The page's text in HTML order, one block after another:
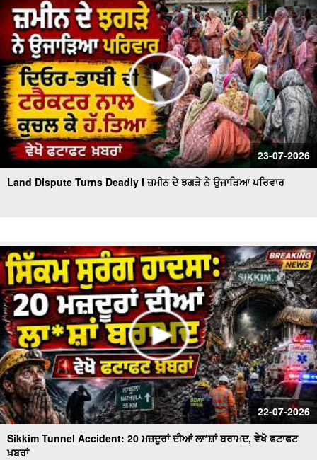
23-07-2026
Land Dispute Turns Deadly l ਜ਼ਮੀਨ ਦੇ ਝਗੜੇ ਨੇ ਉਜਾੜਿਆ ਪਰਿਵਾਰ
22-07-2026
Sikkim Tunnel Accident: 20 ਮਜ਼ਦੂਰਾਂ ਦੀਆਂ ਲਾ*ਸ਼ਾਂ ਬਰਾਮਦ, ਵੇਖੋ ਫਟਾਫਟ
ਖ਼ਬਰਾਂ